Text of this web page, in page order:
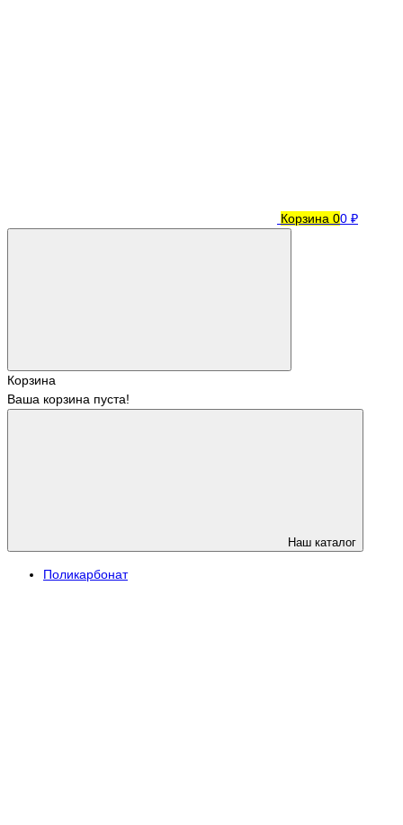
Корзина 00 ₽
Корзина
Ваша корзина пуста!
Наш каталог
Поликарбонат